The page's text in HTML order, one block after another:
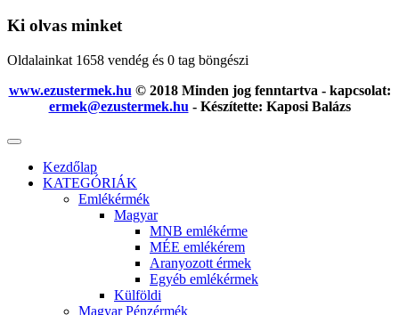
Ki olvas minket
Oldalainkat 1658 vendég és 0 tag böngészi
www.ezustermek.hu © 2018 Minden jog fenntartva - kapcsolat:
ermek@ezustermek.hu - Készítette: Kaposi Balázs
Kezdőlap
KATEGÓRIÁK
Emlékérmék
Magyar
MNB emlékérme
MÉE emlékérem
Aranyozott érmek
Egyéb emlékérmek
Külföldi
Magyar Pénzérmék